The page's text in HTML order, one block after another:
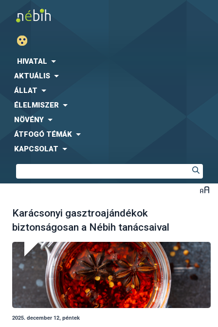
HIVATAL
AKTUÁLIS
ÁLLAT
ÉLELMISZER
NÖVÉNY
ÁTFOGÓ TÉMÁK
KAPCSOLAT
Karácsonyi gasztroajándékok
biztonságosan a Nébih tanácsaival
2025. december 12, péntek